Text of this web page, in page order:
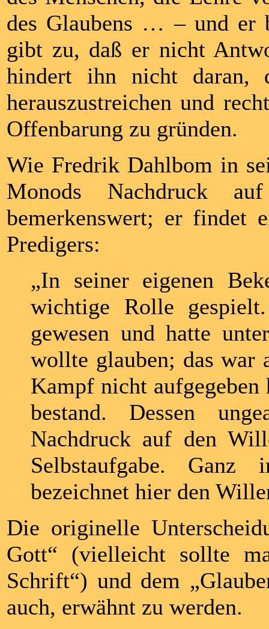
des Glaubens … – und er
gibt zu, daß er nicht
hindert ihn nicht daran,
herauszustreichen und
Offenbarung zu gründen.
Wie Fredrik Dahlbom in
Monods Nachdruck
bemerkenswert; er findet
Predigers:
„In seiner eigenen
wichtige Rolle
gewesen und hatte
wollte glauben; das war
Kampf nicht
bestand. Dessen
Nachdruck auf den
Selbstaufgabe.
bezeichnet hier den
Die originelle
Gott“ (vielleicht sollte
Schrift“) und dem
auch, erwähnt zu werden.